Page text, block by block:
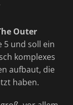
Outer
5 und soll ein
komplexes
aufbaut, die
haben.